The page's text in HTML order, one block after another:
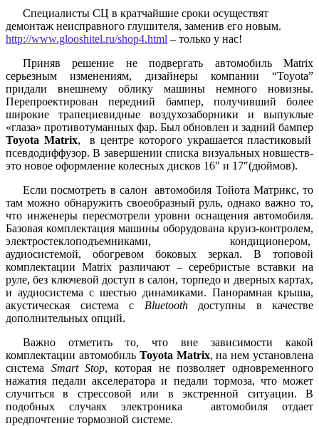
Специалисты СЦ в кратчайшие сроки осуществят
демонтаж неисправного глушителя, заменив его новым.
http://www.glooshitel.ru/shop4.html – только у нас!
Приняв решение не подвергать автомобиль Matrix
серьезным изменениям, дизайнеры компании “Toyota”
придали внешнему облику машины немного новизны.
Перепроектирован передний бампер, получивший более
широкие трапециевидные воздухозаборники и выпуклые
«глаза» противотуманных фар. Был обновлен и задний бампер
Toyota Matrix, в центре которого украшается пластиковый
псевдодиффузор. В завершении списка визуальных новшеств-
это новое оформление колесных дисков 16″ и 17″(дюймов).
Если посмотреть в салон автомобиля Тойота Матрикс, то
там можно обнаружить своеобразный руль, однако важно то,
что инженеры пересмотрели уровни оснащения автомобиля.
Базовая комплектация машины оборудована круиз-контролем,
электростеклоподъемниками, кондиционером,
аудиосистемой, обогревом боковых зеркал. В топовой
комплектации Matrix различают – серебристые вставки на
руле, без ключевой доступ в салон, торпедо и дверных картах,
и аудиосистема с шестью динамиками. Панорамная крыша,
акустическая система с Bluetoothдоступны в качестве
дополнительных опций.
Важно отметить то, что вне зависимости какой
комплектации автомобиль Toyota Matrix, на нем установлена
система Smart Stop, которая не позволяет одновременного
нажатия педали акселератора и педали тормоза, что может
случиться в стрессовой или в экстренной ситуации. В
подобных случаях электроника автомобиля отдает
предпочтение тормозной системе.